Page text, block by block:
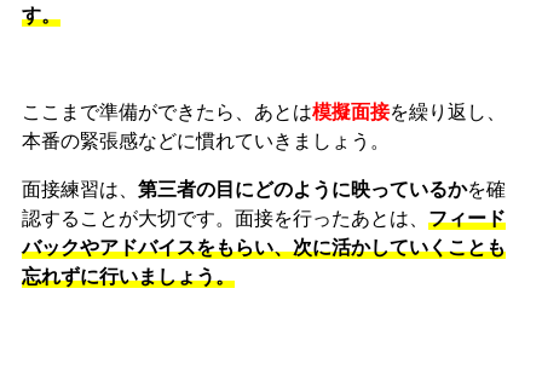
す。
ここまで準備ができたら、あとは模擬面接を繰り返し、
本番の緊張感などに慣れていきましょう。
面接練習は、 第三者の目にどのように映っているかを確
認することが大切です。面接を行ったあとは、 フィード
バックやアドバイスをもらい、次に活かしていくことも
忘れずに行いましょう。